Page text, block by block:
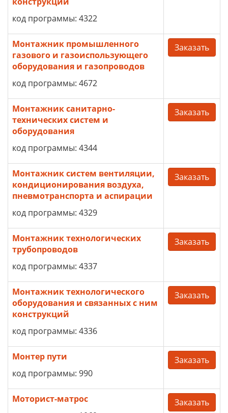
код программы: 4322
Монтажник промышленного
газового и газоиспользующего
оборудования и газопроводов
код программы: 4672
Заказать
Монтажник санитарно-
технических систем и
оборудования
код программы: 4344
Заказать
Монтажник систем вентиляции,
кондиционирования воздуха,
пневмотранспорта и аспирации
код программы: 4329
Заказать
Монтажник технологических
трубопроводов
код программы: 4337
Заказать
Монтажник технологического
оборудования и связанных с ним
конструкций
код программы: 4336
Заказать
Монтер пути
код программы: 990
Заказать
Моторист-матрос
Заказать